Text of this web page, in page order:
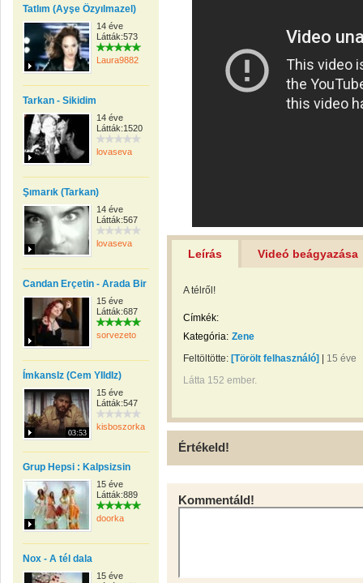
Tatlım (Ayşe Özyılmazel)
14 éve
Látták:573
Laura9882
Tarkan - Sikidim
14 éve
Látták:1520
lovaseva
Şımarık (Tarkan)
14 éve
Látták:567
lovaseva
Candan Erçetin - Arada Bir
15 éve
Látták:687
sorvezeto
ÍmkansIz (Cem YIldIz)
03:53
15 éve
Látták:547
kisboszorkany57
Grup Hepsi : Kalpsizsin
15 éve
Látták:889
doorka
Nox - A tél dala
15 éve
Leírás Videó beágyazása
A télről!
Címkék:
Kategória: Zene
Feltöltötte: [Törölt felhasználó]
15 éve
Látta 152 ember.
Értékeld!
Kommentáld!